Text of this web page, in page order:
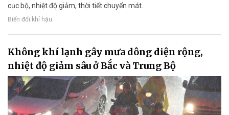
cục bộ, nhiệt độ giảm, thời tiết chuyển mát.
Biến đổi khí hậu
Không khí lạnh gây mưa dông diện rộng,
nhiệt độ giảm sâu ở Bắc và Trung Bộ